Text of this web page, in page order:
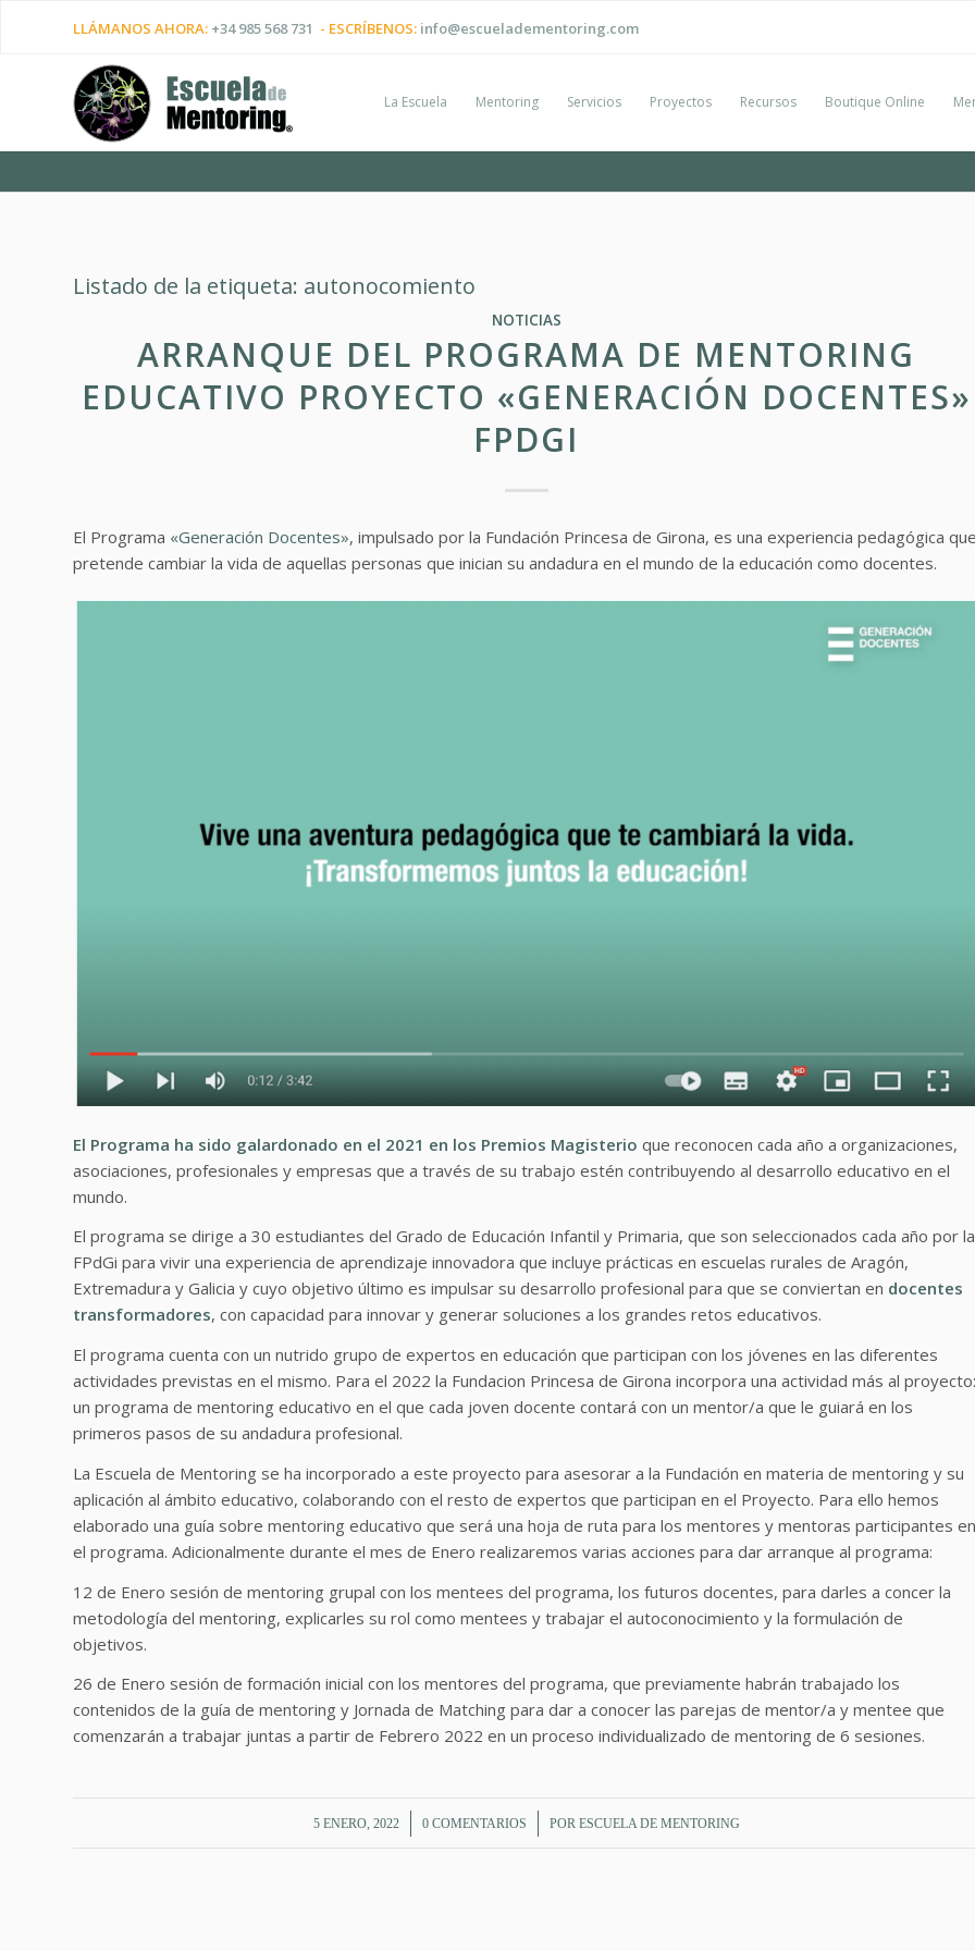
LLÁMANOS AHORA: +34 985 568 731 - ESCRÍBENOS: info@escueladementoring.com
La Escuela Mentoring Servicios Proyectos Recursos Boutique Online
Listado de la etiqueta: autonocomiento
NOTICIAS
ARRANQUE DEL PROGRAMA DE MENTORING
EDUCATIVO PROYECTO «GENERACIÓN DOCENTES»
FPDGI
El Programa «Generación Docentes», impulsado por la Fundación Princesa de Girona, es una experiencia pedagógica
pretende cambiar la vida de aquellas personas que inician su andadura en el mundo de la educación como docentes.
El Programa ha sido galardonado en el 2021 en los Premios Magisterio que reconocen cada año a organizaciones,
asociaciones, profesionales y empresas que a través de su trabajo estén contribuyendo al desarrollo educativo en el
mundo.
El programa se dirige a 30 estudiantes del Grado de Educación Infantil y Primaria, que son seleccionados cada año por la
FPdGi para vivir una experiencia de aprendizaje innovadora que incluye prácticas en escuelas rurales de Aragón,
Extremadura y Galicia y cuyo objetivo último es impulsar su desarrollo profesional para que se conviertan en docentes
transformadores, con capacidad para innovar y generar soluciones a los grandes retos educativos.
El programa cuenta con un nutrido grupo de expertos en educación que participan con los jóvenes en las diferentes
actividades previstas en el mismo. Para el 2022 la Fundacion Princesa de Girona incorpora una actividad más al proyecto:
un programa de mentoring educativo en el que cada joven docente contará con un mentor/a que le guiará en los
primeros pasos de su andadura profesional.
La Escuela de Mentoring se ha incorporado a este proyecto para asesorar a la Fundación en materia de mentoring y su
aplicación al ámbito educativo, colaborando con el resto de expertos que participan en el Proyecto. Para ello hemos
elaborado una guía sobre mentoring educativo que será una hoja de ruta para los mentores y mentoras participantes en
el programa. Adicionalmente durante el mes de Enero realizaremos varias acciones para dar arranque al programa:
12 de Enero sesión de mentoring grupal con los mentees del programa, los futuros docentes, para darles a concer la
metodología del mentoring, explicarles su rol como mentees y trabajar el autoconocimiento y la formulación de
objetivos.
26 de Enero sesión de formación inicial con los mentores del programa, que previamente habrán trabajado los
contenidos de la guía de mentoring y Jornada de Matching para dar a conocer las parejas de mentor/a y mentee que
comenzarán a trabajar juntas a partir de Febrero 2022 en un proceso individualizado de mentoring de 6 sesiones.
5 ENERO, 2022
/ 0 COMENTARIOS
/ POR ESCUELA DE MENTORING